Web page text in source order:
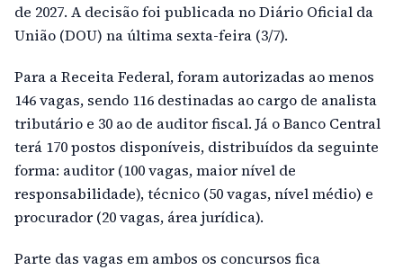
de 2027. A decisão foi publicada no Diário Oficial da
União (DOU) na última sexta-feira (3/7).
Para a Receita Federal, foram autorizadas ao menos
146 vagas, sendo 116 destinadas ao cargo de analista
tributário e 30 ao de auditor fiscal. Já o Banco Central
terá 170 postos disponíveis, distribuídos da seguinte
forma: auditor (100 vagas, maior nível de
responsabilidade), técnico (50 vagas, nível médio) e
procurador (20 vagas, área jurídica).
Parte das vagas em ambos os concursos fica